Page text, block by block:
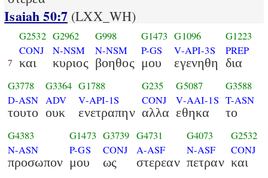
Isaiah 50:7 (LXX_WH)
7
G2532
CONJ
και
G2962
N-NSM
κυριος
G998
N-NSM
βοηθος
G1473
P-GS
μου
G1096
V-API-3S
εγενηθη
G1223
PREP
δια
G3778
D-ASN
τουτο
G3364
ADV
ουκ
G1788
V-API-1S
ενετραπην
G235
CONJ
αλλα
G5087
V-AAI-1S
εθηκα
G3588
T-ASN
το
G4383
N-ASN
προσωπον
G1473
P-GS
μου
G3739
CONJ
ως
G4731
A-ASF
στερεαν
G4073
N-ASF
πετραν
G2532
CONJ
και